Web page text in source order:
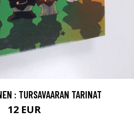
: TURSAVAARAN TARINAT
12 EUR